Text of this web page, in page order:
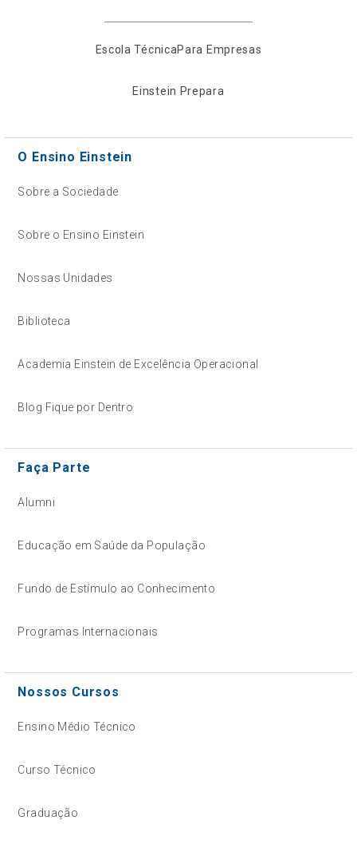
Escola TécnicaPara Empresas
Einstein Prepara
O Ensino Einstein
Sobre a Sociedade
Sobre o Ensino Einstein
Nossas Unidades
Biblioteca
Academia Einstein de Excelência Operacional
Blog Fique por Dentro
Faça Parte
Alumni
Educação em Saúde da População
Fundo de Estímulo ao Conhecimento
Programas Internacionais
Nossos Cursos
Ensino Médio Técnico
Curso Técnico
Graduação